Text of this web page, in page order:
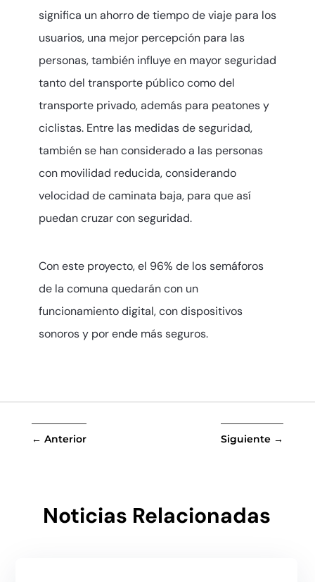
significa un ahorro de tiempo de viaje para los
usuarios, una mejor percepción para las
personas, también influye en mayor seguridad
tanto del transporte público como del
transporte privado, además para peatones y
ciclistas. Entre las medidas de seguridad,
también se han considerado a las personas
con movilidad reducida, considerando
velocidad de caminata baja, para que así
puedan cruzar con seguridad.
Con este proyecto, el 96% de los semáforos
de la comuna quedarán con un
funcionamiento digital, con dispositivos
sonoros y por ende más seguros.
← Anterior Siguiente →
Noticias Relacionadas